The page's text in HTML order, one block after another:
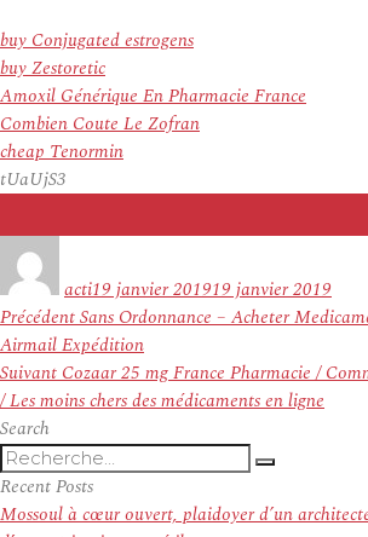
buy Conjugated estrogens
buy Zestoretic
Amoxil Générique En Pharmacie France
Combien Coute Le Zofran
cheap Tenormin
tUaUjS3
actile
19 janvier 201919 janvier 2019
Navigation
de
l’article
PrécédentArticle
précédent :
Sans Ordonnance – Acheter
Airmail Expédition
Suivant Article
suivant :
Cozaar 25 mg France Pharmacie /
/ Les moins chers des médicaments en ligne
Search
Recherche
pour
:
Recherche
Recent Posts
Mossoul à cœur ouvert, plaidoyer d’un